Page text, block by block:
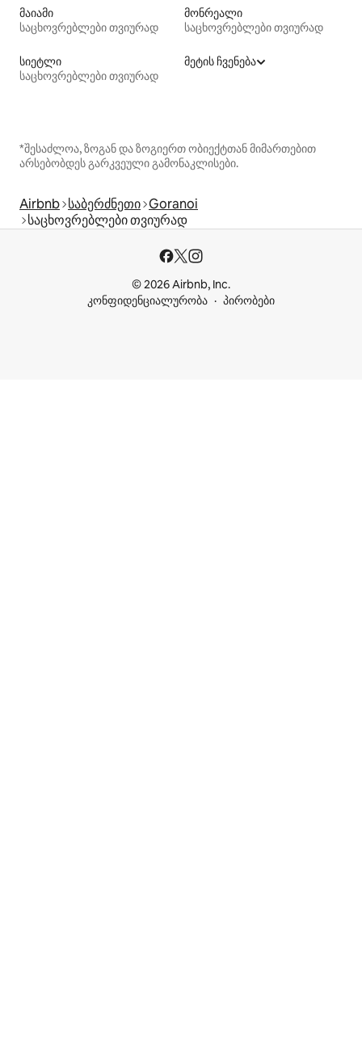
მაიამი
საცხოვრებლები თვიურად
მონრეალი
საცხოვრებლები თვიურად
სიეტლი
საცხოვრებლები თვიურად
მეტის ჩვენება
*შესაძლოა, ზოგან და ზოგიერთ ობიექტთან მიმართებით
არსებობდეს გარკვეული გამონაკლისები.
Airbnb საბერძნეთი Goranoi
საცხოვრებლები თვიურად
© 2026 Airbnb, Inc.
კონფიდენციალურობა
პირობები